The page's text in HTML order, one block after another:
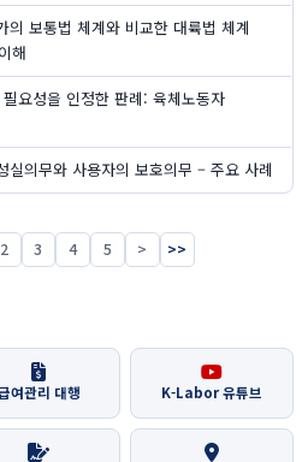
의 보통법 체계와 비교한 대륙법 체계
해
요성을 인정한 판례: 육체노동자
실의무와 사용자의 보호의무 – 주요 사례
2 3 4 5 > >>
여관리 대행 K-Labor 유튜브